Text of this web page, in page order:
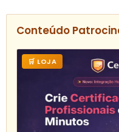
Conteúdo
🛒 LOJA